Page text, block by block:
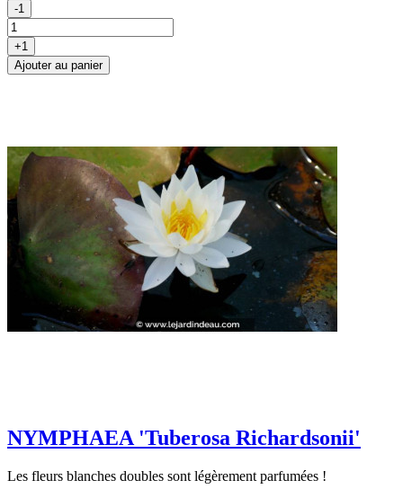
-1
+1
Ajouter au panier
NYMPHAEA 'Tuberosa Richardsonii'
Les fleurs blanches doubles sont légèrement parfumées !